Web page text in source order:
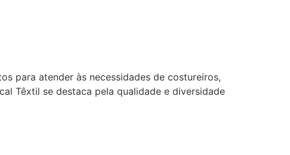
para atender às necessidades de costureiros,
Têxtil se destaca pela qualidade e diversidade